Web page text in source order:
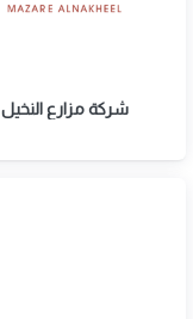
شركة مزارع النخيل